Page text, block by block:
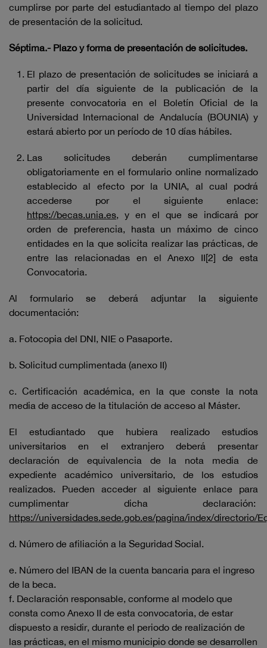
cumplirse por parte del estudiantado al tiempo del plazo
de presentación de la solicitud.
Séptima.- Plazo y forma de presentación de solicitudes.
El plazo de presentación de solicitudes se iniciará a
partir del día siguiente de la publicación de la
presente convocatoria en el Boletín Oficial de la
Universidad Internacional de Andalucía (BOUNIA) y
estará abierto por un período de 10 días hábiles.
Las solicitudes deberán cumplimentarse
obligatoriamente en el formulario online normalizado
establecido al efecto por la UNIA, al cual podrá
accederse por el siguiente enlace:
https://becas.unia.es, y en el que se indicará por
orden de preferencia, hasta un máximo de cinco
entidades en la que solicita realizar las prácticas, de
entre las relacionadas en el Anexo II[2] de esta
Convocatoria.
Al formulario se deberá adjuntar la siguiente
documentación:
a. Fotocopia del DNI, NIE o Pasaporte.
b. Solicitud cumplimentada (anexo II)
c. Certificación académica, en la que conste la nota
media de acceso de la titulación de acceso al Máster.
El estudiantado que hubiera realizado estudios
universitarios en el extranjero deberá presentar
declaración de equivalencia de la nota media de
expediente académico universitario, de los estudios
realizados. Pueden acceder al siguiente enlace para
cumplimentar dicha declaración:
https://universidades.sede.gob.es/pagina/index/directorio/
d. Número de afiliación a la Seguridad Social.
e. Número del IBAN de la cuenta bancaria para el ingreso
de la beca.
f. Declaración responsable, conforme al modelo que
consta como Anexo II de esta convocatoria, de estar
dispuesto a residir, durante el periodo de realización de
las prácticas, en el mismo municipio donde se desarrollen